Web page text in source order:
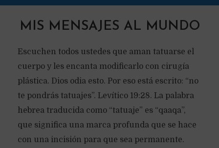
MIS MENSAJES AL MUNDO
Escuchen todos ustedes que aman tatuarse el
cuerpo y les encanta modificarlo con cirugía
plástica. Dios odia esto. Por eso está escrito: “no
te pondrás tatuajes”. Levítico 19:28. La palabra
hebrea traducida como “tatuaje” es “qaaqa”,
que significa una marca profunda que se hace
con una incisión para que sea permanente.